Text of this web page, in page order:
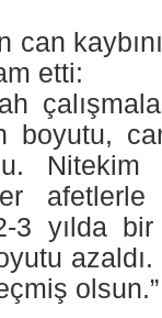
can
etti:
boyutu,
Nitekim
3 yılda
olsun.”